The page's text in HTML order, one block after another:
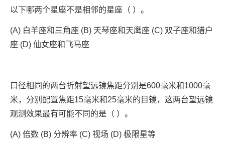
以下哪两个星座不是相邻的星座（ ）。
(A) 白羊座和三角座 (B) 天琴座和天鹰座 (C) 双子座和猎户
座 (D) 仙女座和飞马座
口径相同的两台折射望远镜焦距分别是600毫米和1000毫
米，分别配置焦距15毫米和25毫米的目镜，这两台望远镜
观测效果最有可能不同的是（ ）。
(A) 倍数 (B) 分辨率 (C) 视场 (D) 极限星等